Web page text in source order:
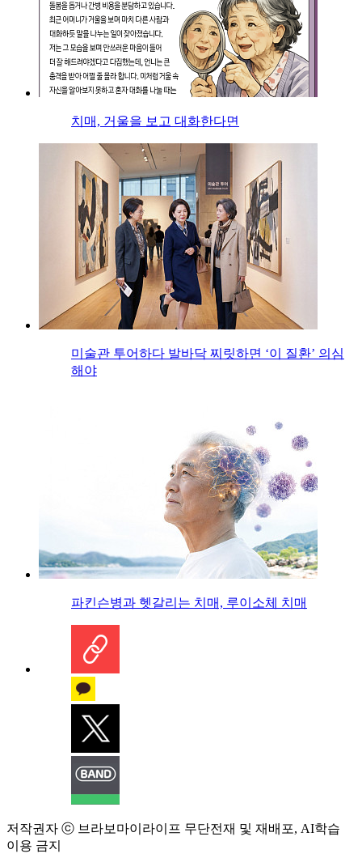
치매, 거울을 보고 대화한다면
미술관 투어하다 발바닥 찌릿하면 ‘이 질환’ 의심
해야
파킨슨병과 헷갈리는 치매, 루이소체 치매
저작권자 ⓒ 브라보마이라이프 무단전재 및 재배포, AI학습
이용 금지